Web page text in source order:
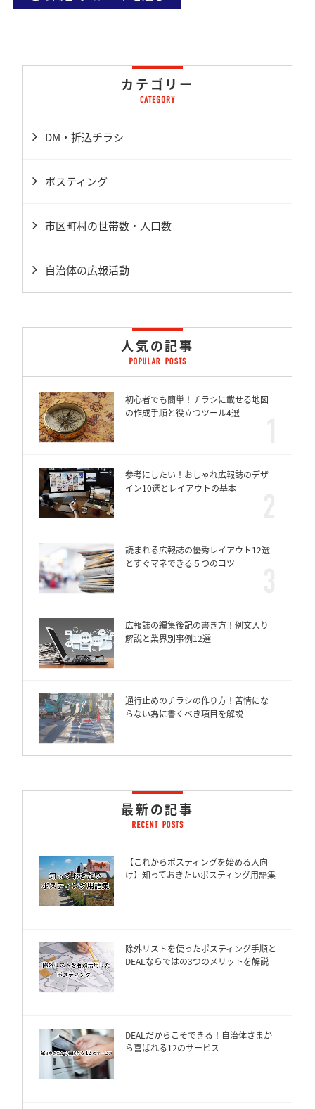
カテゴリー
DM・折込チラシ
ポスティング
市区町村の世帯数・人口数
自治体の広報活動
人気の記事
初心者でも簡単！チラシに載せる地図
の作成手順と役立つツール4選
参考にしたい！おしゃれ広報誌のデザ
イン10選とレイアウトの基本
読まれる広報誌の優秀レイアウト12選
とすぐマネできる５つのコツ
広報誌の編集後記の書き方！例文入り
解説と業界別事例12選
通行止めのチラシの作り方！苦情にな
らない為に書くべき項目を解説
最新の記事
【これからポスティングを始める人向
け】知っておきたいポスティング用語集
除外リストを使ったポスティング手順と
DEALならではの3つのメリットを解説
DEALだからこそできる！自治体さまか
ら喜ばれる12のサービス